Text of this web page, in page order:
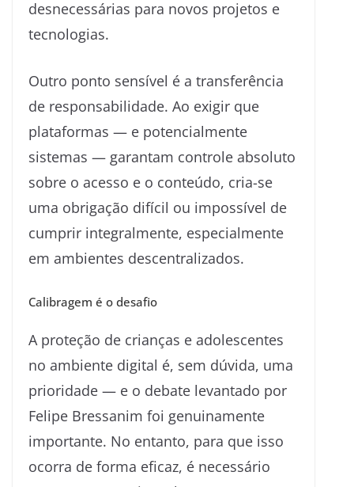
desnecessárias para novos projetos e
tecnologias.
Outro ponto sensível é a transferência
de responsabilidade. Ao exigir que
plataformas — e potencialmente
sistemas — garantam controle absoluto
sobre o acesso e o conteúdo, cria-se
uma obrigação difícil ou impossível de
cumprir integralmente, especialmente
em ambientes descentralizados.
Calibragem é o desafio
A proteção de crianças e adolescentes
no ambiente digital é, sem dúvida, uma
prioridade — e o debate levantado por
Felipe Bressanim foi genuinamente
importante. No entanto, para que isso
ocorra de forma eficaz, é necessário